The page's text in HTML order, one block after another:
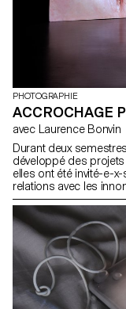
PHOTOGRAPHIE
ACCROCHAGE
avec Laurence Bonvin
Durant deux
développé des projets
elles ont été invité-e-
relations avec les
économiques,
appartient-elle?
ressource
ces questions?